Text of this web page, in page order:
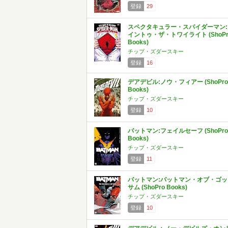
登録 29
スペクタキュラー・スパイダーマン:
イントゥ・ザ・トワイライト
Books)
チップ・ズダースキー
登録
16
デアデビル:ノウ・フィアー (ShoPro
Books)
チップ・ズダースキー
登録
10
バットマン:フェイルセーフ (ShoPro
Books)
チップ・ズダースキー
登録
11
バットマン:バットマン・オブ・ゴッ
サム (ShoPro Books)
チップ・ズダースキー
登録
10